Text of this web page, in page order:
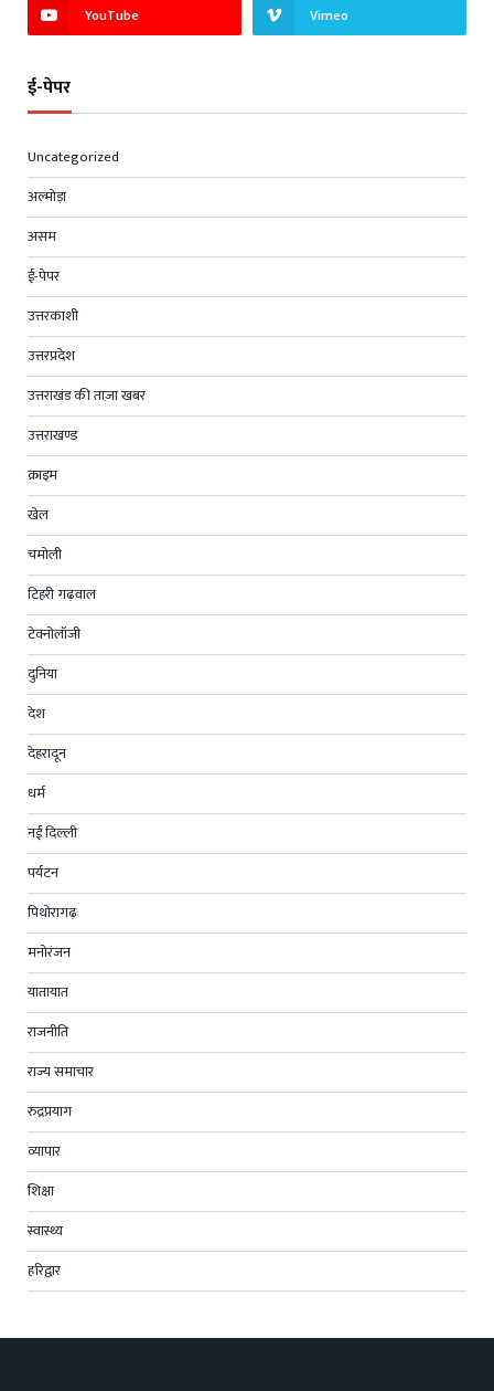
YouTube Vimeo
ई-पेपर
Uncategorized
अल्मोड़ा
असम
ई-पेपर
उत्तरकाशी
उत्तरप्रदेश
उत्तराखंड की ताज़ा खबर
उत्तराखण्ड
क्राइम
खेल
चमोली
टिहरी गढ़वाल
टेक्नोलॉजी
दुनिया
देश
देहरादून
धर्म
नई दिल्ली
पर्यटन
पिथोरागढ़
मनोरंजन
यातायात
राजनीति
राज्य समाचार
रुद्रप्रयाग
व्यापार
शिक्षा
स्वास्थ्य
हरिद्वार